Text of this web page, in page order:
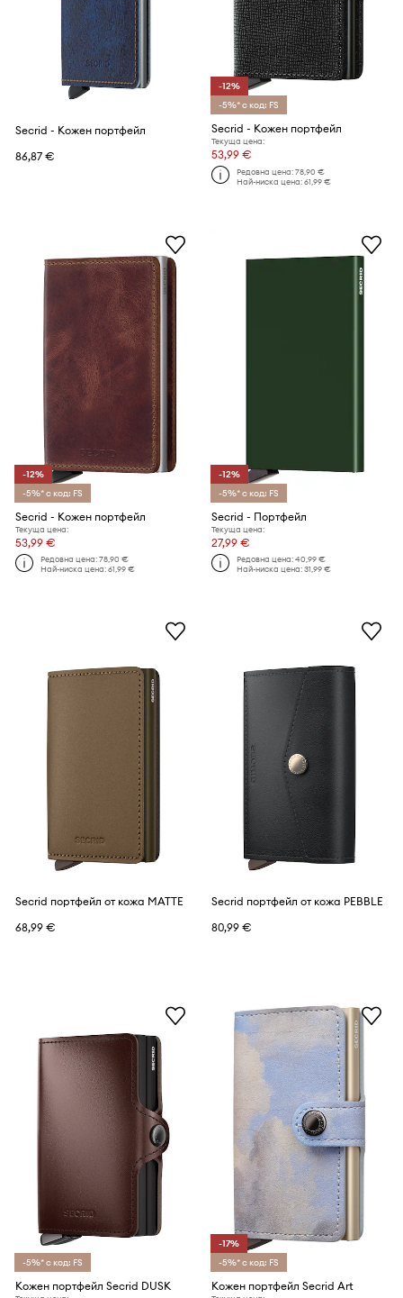
Secrid - Кожен портфейл
86,87 €
-12%
-5%* с код: FS
Secrid - Кожен портфейл
Текуща цена:
53,99 €
Редовна цена:78,90 €
Най-ниска цена:61,99 €
-12%
-5%* с код: FS
Secrid - Кожен портфейл
Текуща цена:
53,99 €
Редовна цена:78,90 €
Най-ниска цена:61,99 €
-12%
-5%* с код: FS
Secrid - Портфейл
Текуща цена:
27,99 €
Редовна цена:40,99 €
Най-ниска цена:31,99 €
Secrid портфейл от кожа MATTE
68,99 €
Secrid портфейл от кожа PEBBLE
80,99 €
-5%* с код: FS
Кожен портфейл Secrid DUSK
-17%
-5%* с код: FS
Кожен портфейл Secrid Art